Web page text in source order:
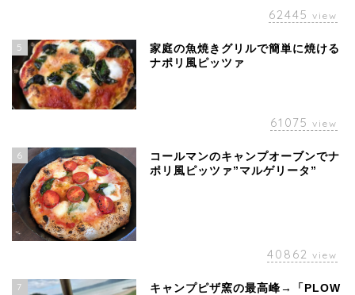
62445 view
5
家庭の魚焼きグリルで簡単に焼ける
ナポリ風ピッツァ
61075 view
6
コールマンのキャンプオーブンでナ
ポリ風ピッツァ”マルゲリータ”
40862 view
7
キャンプピザ窯の最高峰→「PLOW